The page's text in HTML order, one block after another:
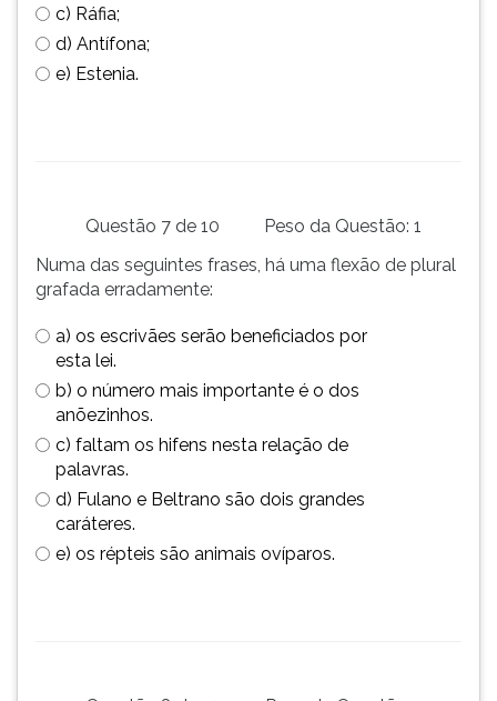
c) Ráfia;
d) Antífona;
e) Estenia.
Questão 7 de 10
Peso da Questão: 1
Numa das seguintes frases, há uma flexão de plural
grafada erradamente:
a) os escrivães serão beneficiados por
esta lei.
b) o número mais importante é o dos
anõezinhos.
c) faltam os hifens nesta relação de
palavras.
d) Fulano e Beltrano são dois grandes
caráteres.
e) os répteis são animais ovíparos.